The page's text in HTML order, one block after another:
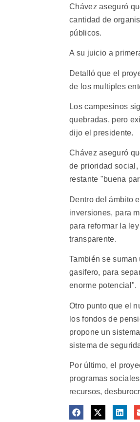
Chávez aseguró
cantidad de
públicos.
A su juicio a
Detalló que el
de los multiples
Los campesinos
quebradas, pero
dijo el presidente.
Chávez aseguró
de prioridad
restante "buena
Dentro del ámbito
inversiones, para
para reformar la
transparente.
También se
gasifero, para
enorme potencial".
Otro punto que el
los fondos de
propone un
sistema de
Por último, el
programas
recursos,